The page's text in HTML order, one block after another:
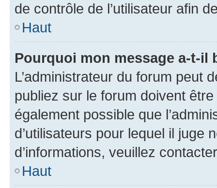
de contrôle de l’utilisateur afin
Haut
Pourquoi mon message a-t-il
L’administrateur du forum peut
publiez sur le forum doivent
également possible que
d’utilisateurs pour lequel il juge
d’informations, veuillez
Haut